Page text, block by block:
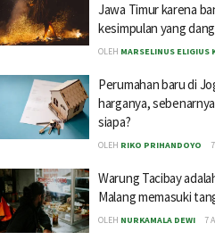
Jawa Timur karena
kesimpulan yang
OLEH MARSELINUS ELIGIUS
Perumahan baru di
harganya,
siapa?
OLEH RIKO PRIHANDOYO
Warung Tacibay
Malang memasuki
OLEH NURKAMALA DEWI 7